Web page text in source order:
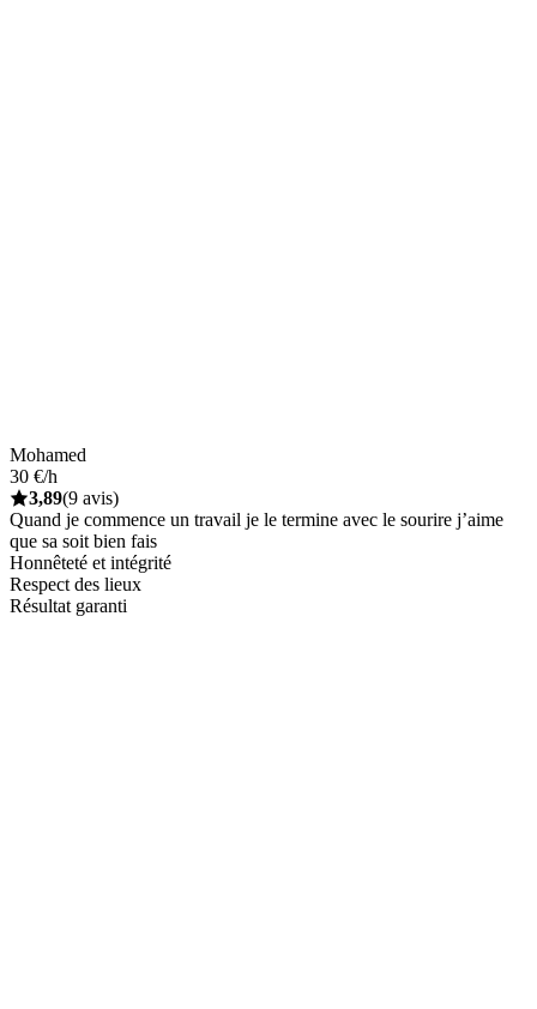
Mohamed
30 €/h
3,89(9 avis)
Quand je commence un travail je le termine avec le sourire j’aime
que sa soit bien fais
Honnêteté et intégrité
Respect des lieux
Résultat garanti